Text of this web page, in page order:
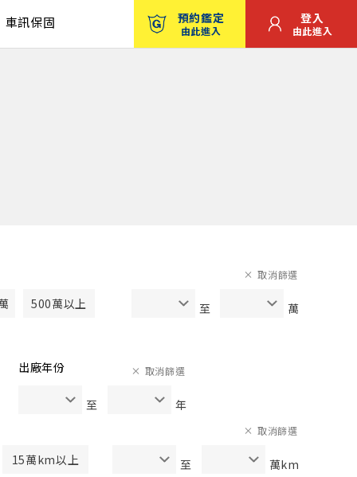
車訊保固 預約鑑定
由此進入
登入
由此進入
500萬以上 至 萬
取消篩選
出廠年份
至 年
取消篩選
15萬km以上 至 萬km
取消篩選